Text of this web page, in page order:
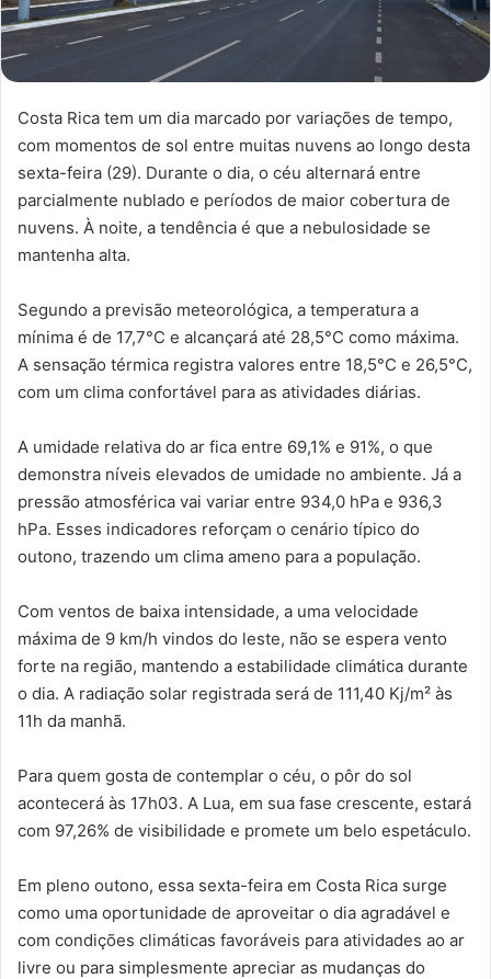
Costa Rica tem um dia marcado por variações de tempo,
com momentos de sol entre muitas nuvens ao longo desta
sexta-feira (29). Durante o dia, o céu alternará entre
parcialmente nublado e períodos de maior cobertura de
nuvens. À noite, a tendência é que a nebulosidade se
mantenha alta.
Segundo a previsão meteorológica, a temperatura a
mínima é de 17,7°C e alcançará até 28,5°C como máxima.
A sensação térmica registra valores entre 18,5°C e 26,5°C,
com um clima confortável para as atividades diárias.
A umidade relativa do ar fica entre 69,1% e 91%, o que
demonstra níveis elevados de umidade no ambiente. Já a
pressão atmosférica vai variar entre 934,0 hPa e 936,3
hPa. Esses indicadores reforçam o cenário típico do
outono, trazendo um clima ameno para a população.
Com ventos de baixa intensidade, a uma velocidade
máxima de 9 km/h vindos do leste, não se espera vento
forte na região, mantendo a estabilidade climática durante
o dia. A radiação solar registrada será de 111,40 Kj/m² às
11h da manhã.
Para quem gosta de contemplar o céu, o pôr do sol
acontecerá às 17h03. A Lua, em sua fase crescente, estará
com 97,26% de visibilidade e promete um belo espetáculo.
Em pleno outono, essa sexta-feira em Costa Rica surge
como uma oportunidade de aproveitar o dia agradável e
com condições climáticas favoráveis para atividades ao ar
livre ou para simplesmente apreciar as mudanças do